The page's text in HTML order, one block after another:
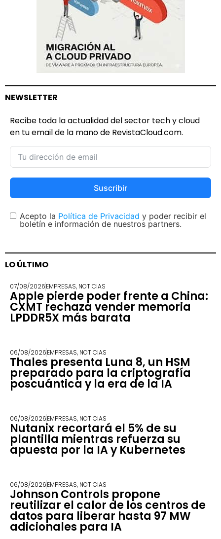
NEWSLETTER
Recibe toda la actualidad del sector tech y cloud
en tu email de la mano de RevistaCloud.com.
Suscribir
Acepto la Política de Privacidad y poder recibir el
boletín e información de nuestros partners.
LO ÚLTIMO
07/08/2026EMPRESAS, NOTICIAS
Apple pierde poder frente a China:
CXMT rechaza vender memoria
LPDDR5X más barata
06/08/2026EMPRESAS, NOTICIAS
Thales presenta Luna 8, un HSM
preparado para la criptografía
poscuántica y la era de la IA
06/08/2026EMPRESAS, NOTICIAS
Nutanix recortará el 5% de su
plantilla mientras refuerza su
apuesta por la IA y Kubernetes
06/08/2026EMPRESAS, NOTICIAS
Johnson Controls propone
reutilizar el calor de los centros de
datos para liberar hasta 97 MW
adicionales para IA